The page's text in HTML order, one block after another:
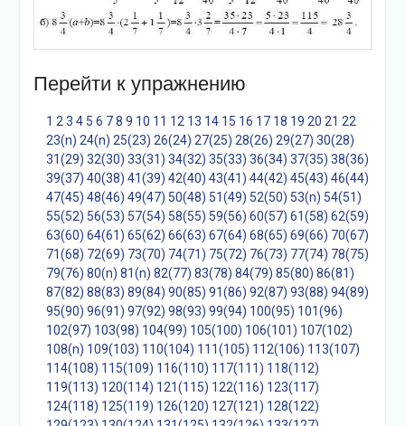
Перейти к упражнению
1 2 3 4 5 6 7 8 9 10 11 12 13 14 15 16 17 18 19 20 21 22
23(n) 24(n) 25(23) 26(24) 27(25) 28(26) 29(27) 30(28)
31(29) 32(30) 33(31) 34(32) 35(33) 36(34) 37(35) 38(36)
39(37) 40(38) 41(39) 42(40) 43(41) 44(42) 45(43) 46(44)
47(45) 48(46) 49(47) 50(48) 51(49) 52(50) 53(n) 54(51)
55(52) 56(53) 57(54) 58(55) 59(56) 60(57) 61(58) 62(59)
63(60) 64(61) 65(62) 66(63) 67(64) 68(65) 69(66) 70(67)
71(68) 72(69) 73(70) 74(71) 75(72) 76(73) 77(74) 78(75)
79(76) 80(n) 81(n) 82(77) 83(78) 84(79) 85(80) 86(81)
87(82) 88(83) 89(84) 90(85) 91(86) 92(87) 93(88) 94(89)
95(90) 96(91) 97(92) 98(93) 99(94) 100(95) 101(96)
102(97) 103(98) 104(99) 105(100) 106(101) 107(102)
108(n) 109(103) 110(104) 111(105) 112(106) 113(107)
114(108) 115(109) 116(110) 117(111) 118(112)
119(113) 120(114) 121(115) 122(116) 123(117)
124(118) 125(119) 126(120) 127(121) 128(122)